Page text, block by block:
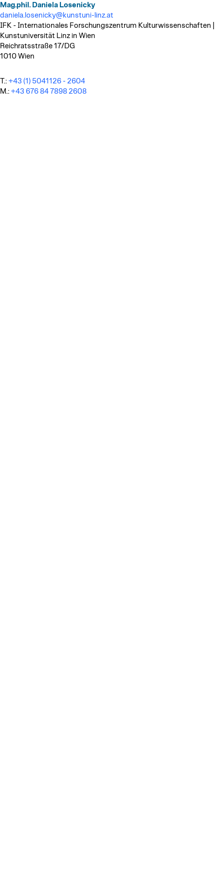
Mag.phil. Daniela Losenicky
daniela.losenicky@kunstuni-linz.at
IFK - Internationales Forschungszentrum Kulturwissenschaften |
Kunstuniversität Linz in Wien
Reichratsstraße 17/DG
1010 Wien
T.: +43 (1) 5041126 - 2604
M.: +43 676 84 7898 2608